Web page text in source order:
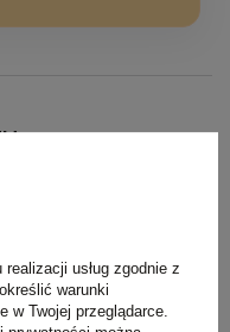
EPE
usług zgodnie z
warunki
w Twojej przeglądarce.